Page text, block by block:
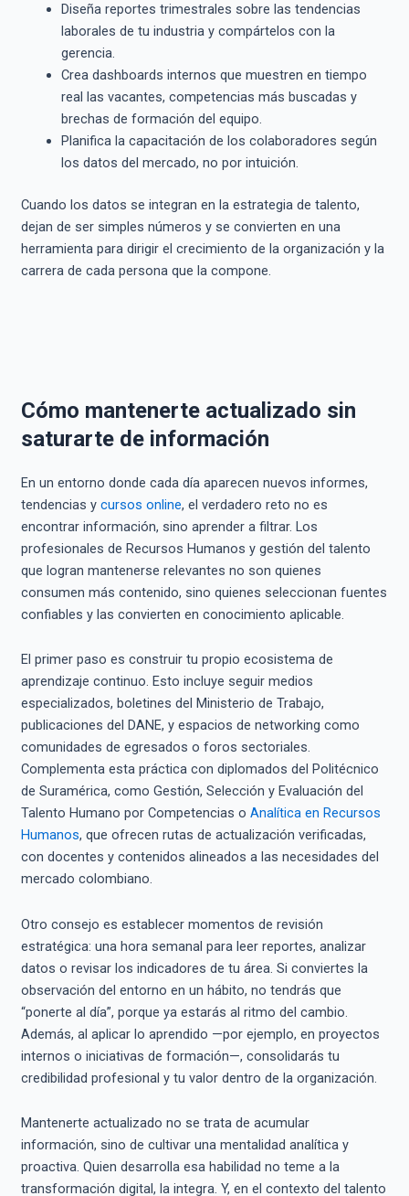
Diseña reportes trimestrales sobre las tendencias
laborales de tu industria y compártelos con la
gerencia.
Crea dashboards internos que muestren en tiempo
real las vacantes, competencias más buscadas y
brechas de formación del equipo.
Planifica la capacitación de los colaboradores según
los datos del mercado, no por intuición.
Cuando los datos se integran en la estrategia de talento,
dejan de ser simples números y se convierten en una
herramienta para dirigir el crecimiento de la organización y la
carrera de cada persona que la compone.
Cómo mantenerte actualizado sin
saturarte de información
En un entorno donde cada día aparecen nuevos informes,
tendencias y cursos online, el verdadero reto no es
encontrar información, sino aprender a filtrar. Los
profesionales de Recursos Humanos y gestión del talento
que logran mantenerse relevantes no son quienes
consumen más contenido, sino quienes seleccionan fuentes
confiables y las convierten en conocimiento aplicable.
El primer paso es construir tu propio ecosistema de
aprendizaje continuo. Esto incluye seguir medios
especializados, boletines del Ministerio de Trabajo,
publicaciones del DANE, y espacios de networking como
comunidades de egresados o foros sectoriales.
Complementa esta práctica con diplomados del Politécnico
de Suramérica, como Gestión, Selección y Evaluación del
Talento Humano por Competencias o Analítica en Recursos
Humanos, que ofrecen rutas de actualización verificadas,
con docentes y contenidos alineados a las necesidades del
mercado colombiano.
Otro consejo es establecer momentos de revisión
estratégica: una hora semanal para leer reportes, analizar
datos o revisar los indicadores de tu área. Si conviertes la
observación del entorno en un hábito, no tendrás que
“ponerte al día”, porque ya estarás al ritmo del cambio.
Además, al aplicar lo aprendido —por ejemplo, en proyectos
internos o iniciativas de formación—, consolidarás tu
credibilidad profesional y tu valor dentro de la organización.
Mantenerte actualizado no se trata de acumular
información, sino de cultivar una mentalidad analítica y
proactiva. Quien desarrolla esa habilidad no teme a la
transformación digital, la integra. Y, en el contexto del talento